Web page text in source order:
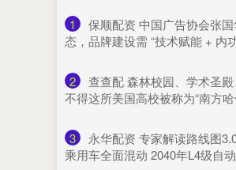
1
保顺配资 中国广告协会张
态，品牌建设需 “技术赋能 + 内
2
查查配 森林校园、学术圣
不得这所美国高校被称为“南方哈
3
永华配资 ​专家解读路线图
乘用车全面混动 2040年L4级自